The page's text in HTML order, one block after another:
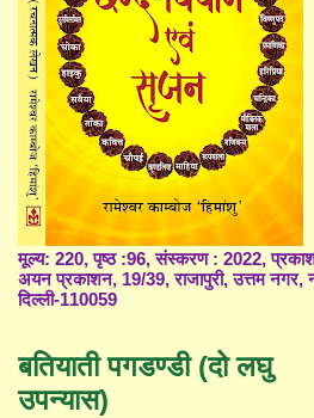
मूल्य: 220, पृष्ठ :96, संस्करण : 2022,
अयन प्रकाशन, 19/39, राजापुरी, उत्तम नगर,
दिल्ली-110059
बतियाती पगडण्डी (दो लघु
उपन्यास)